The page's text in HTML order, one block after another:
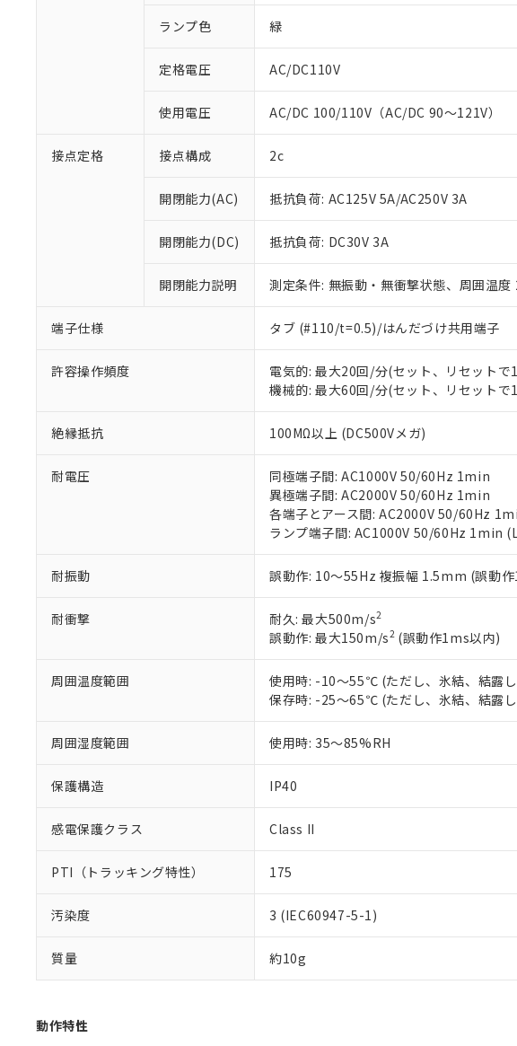
ランプ色 緑
定格電圧 AC/DC110V
使用電圧 AC/DC 100/110V（AC/DC 90～121V）
接点定格 接点構成 2c
開閉能力(AC) 抵抗負荷: AC125V 5A/AC250V 3A
開閉能力(DC) 抵抗負荷: DC30V 3A
開閉能力説明 測定条件: 無振動・無衝撃状態、周囲温
端子仕様 タブ (#110/t=0.5)/はんだづけ共用端子
許容操作頻度
電気的: 最大20回/分(セット、リセットで
機械的: 最大60回/分(セット、リセットで
絶縁抵抗 100MΩ以上 (DC500Vメガ)
耐電圧
同極端子間: AC1000V 50/60Hz 1min
異極端子間: AC2000V 50/60Hz 1min
各端子とアース間: AC2000V 50/60Hz
ランプ端子間: AC1000V 50/60Hz 1min
耐振動 誤動作: 10～55Hz 複振幅 1.5mm (誤動
耐衝撃 耐久: 最大500m/s2
誤動作: 最大150m/s2(誤動作1ms以内)
周囲温度範囲
使用時: -10～55℃ (ただし、氷結、結露
保存時: -25～65℃ (ただし、氷結、結露
周囲湿度範囲 使用時: 35～85%RH
保護構造 IP40
感電保護クラス Class II
PTI（トラッキング特性） 175
汚染度 3 (IEC60947-5-1)
質量 約10g
動作特性
ご利用条件
以下の条件をお読みいただき、同意
本サービスは、当社制御機器事
くものです。
当社制御機器事業取扱商品の中
在庫状況および標準価格照会結
のであり、閲覧された時点での
い。
正式な納期状況および標準価格
当社販売員にご相談ください。
オムロン制御機器販売店や当社
在庫状況および標準価格結果を
す。
マイパーツ機能（部品リスト作
お客様が当ウェブサイト上で当
が、当社の製品・サービスに関
さい。
※当社の共同利用者とは、"個人
いる法人を指します。
※1 対応状況
対応予定：EU RoHS指令（10物質）
対応予定なし：EU RoHS指令（10物
調査・確認中：EU RoHS指令（10物
非該当品：ライセンス料など無形物で
仕入先様の事情により、非含有部品と
*EU RoHS指令（10物質）：
鉛(Pb) 1000ppm以下、 水銀(Hg) 1000ppm以下
ル（DBP） 1000ppm以下、フタル酸ジイソブチ
※2 対応予定月
部品在庫の切り替え状況などにより
※3 非含有証明書ダウンロード
下記の非含有証明書をダウンロードす
EU RoHS指令（10物質）の非含有証
51物質の非含有証明書（当社基準）
※本証明書は発行日時点で非含有を証
また、RoHS指令のフタル酸エステ
混在することから備考欄に対応日を記
※1 中国RoHS○×表
「○」：最大均質材料含有率が中国
「×」：最大均質材料含有率が中国
「－」：未確認です。当社販売部門へ
*中国RoHS10物質の基準値 (GB/T26572)：
Pb(鉛) :1000ppm、 Hg(水銀) : 1000ppm、 Cd(カ
Cr(Ⅵ)(六価クロム) : 1000ppm、 PBBs(ポリ臭化
DBP(フタル酸ジブチル) : 1000ppm、 DIBP(フタ
DEHP(フタル酸ビス(2-エチルヘキシル)) :
※2 環境保護使用期限
「ｅ」：有害物質（10物質）のすべて
「10」：通常の使用状況下において
味します。
「－」：未確認です。当社販売部門へ
当社は、これら貴社製品のうち
う）を輸出または国外への提供
当社は規制貨物を破棄する場合
ます。
当社は貴社製品を、核兵器、ミ
置等に一切使用いたしません。
当社は、貴社製品を第三者に販
また当社は、販売先および販売
たしません。
合意
記
号
説明
○ 一定数以上の在庫あり
△ 一定数には満たないが在庫あ
－
在庫なし(最新の在庫状況に
機器販売店・当社販売員にご
空
白
受注生産機種、また在庫状